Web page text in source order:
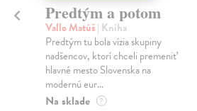
Predtým a potom
Vallo Matúš| Kniha
Predtým tu bola vízia skupiny
nadšencov, ktorí chceli premeniť
hlavné mesto Slovenska na
modernú eur...
Na sklade ?